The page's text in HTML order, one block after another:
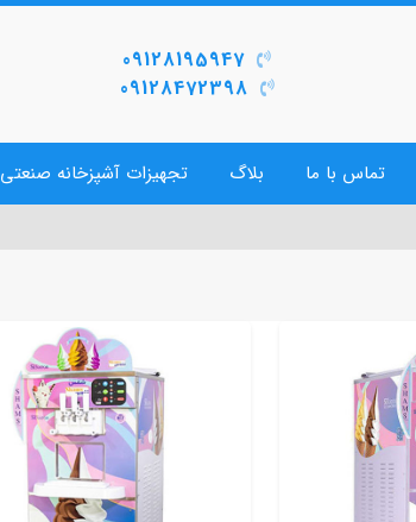
09128195947
09128472398
تماس با ما بلاگ تجهیزات آشپزخانه صنعتی